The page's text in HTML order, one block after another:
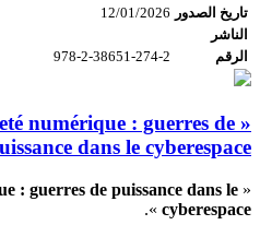
تاريخ الصدور 12/01/2026
الناشر
الرقم
978-2-38651-274-2
numérique : guerres de
dans le cyberespace »
«
: guerres de puissance dans le
cyberespace
».